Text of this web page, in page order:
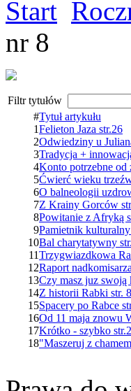
Start
nr 8
Filtr tytułów
#Tytuł artykułu
1Felieton Jaza str.26
2Odwiedziny u
3Tradycja +
4Konto potrzebne od
5Ćwierć wieku
6O balneologii
7Z Krainy Gorców
8Powitanie z Afryką
9Pamietnik
10Bal charytatywny
11Trzygwiazdkowa
12Raport
13Czy masz juz swoją
14Z historii Rabki str. 8
15Spacery po Rabce
16Od 11 maja znowu
17Krótko - szybko str.2
18"Maszeruj z